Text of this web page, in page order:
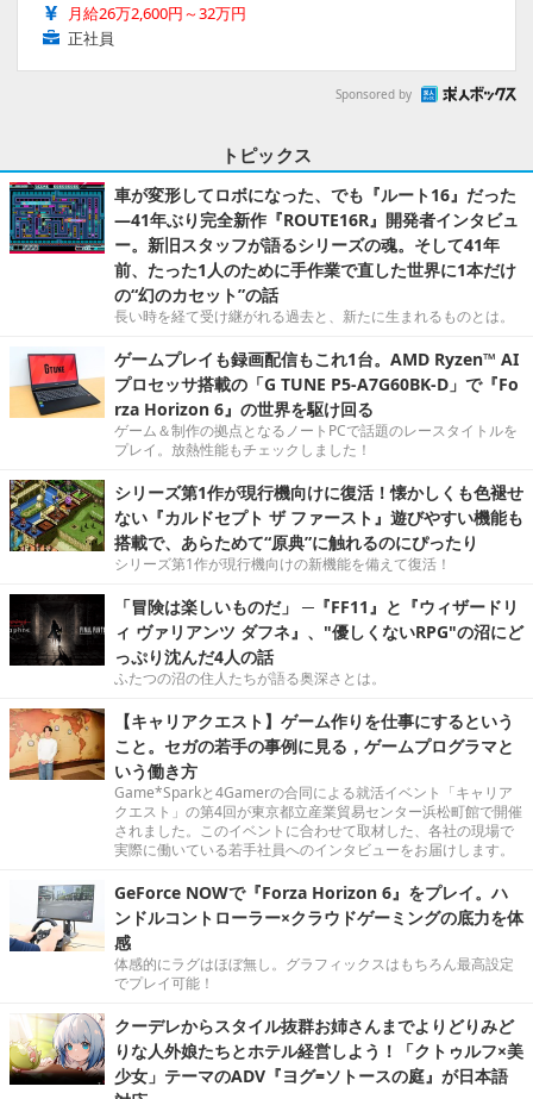
月給26万2,600円～32万円
正社員
Sponsored by
トピックス
車が変形してロボになった、でも『ルート16』だった
―41年ぶり完全新作『ROUTE16R』開発者インタビュ
ー。新旧スタッフが語るシリーズの魂。そして41年
前、たった1人のために手作業で直した世界に1本だけ
の“幻のカセット”の話
長い時を経て受け継がれる過去と、新たに生まれるものとは。
ゲームプレイも録画配信もこれ1台。AMD Ryzen™ AI
プロセッサ搭載の「G TUNE P5-A7G60BK-D」で『Fo
rza Horizon 6』の世界を駆け回る
ゲーム＆制作の拠点となるノートPCで話題のレースタイトルを
プレイ。放熱性能もチェックしました！
シリーズ第1作が現行機向けに復活！懐かしくも色褪せ
ない『カルドセプト ザ ファースト』遊びやすい機能も
搭載で、あらためて“原典”に触れるのにぴったり
シリーズ第1作が現行機向けの新機能を備えて復活！
「冒険は楽しいものだ」 ─『FF11』と『ウィザードリ
ィ ヴァリアンツ ダフネ』、"優しくないRPG"の沼にど
っぷり沈んだ4人の話
ふたつの沼の住人たちが語る奥深さとは。
【キャリアクエスト】ゲーム作りを仕事にするという
こと。セガの若手の事例に見る，ゲームプログラマと
いう働き方
Game*Sparkと4Gamerの合同による就活イベント「キャリア
クエスト」の第4回が東京都立産業貿易センター浜松町館で開催
されました。このイベントに合わせて取材した、各社の現場で
実際に働いている若手社員へのインタビューをお届けします。
GeForce NOWで『Forza Horizon 6』をプレイ。ハ
ンドルコントローラー×クラウドゲーミングの底力を体
感
体感的にラグはほぼ無し。グラフィックスはもちろん最高設定
でプレイ可能！
クーデレからスタイル抜群お姉さんまでよりどりみど
りな人外娘たちとホテル経営しよう！「クトゥルフ×美
少女」テーマのADV『ヨグ=ソトースの庭』が日本語